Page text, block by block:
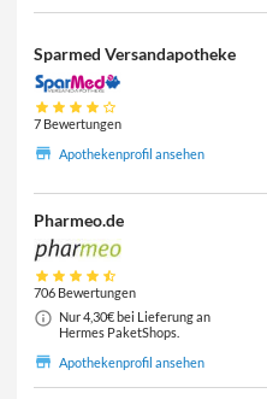
Sparmed Versandapotheke
7 Bewertungen
Apothekenprofil ansehen
Pharmeo.de
706 Bewertungen
Nur 4,30€ bei Lieferung an
Hermes PaketShops.
Apothekenprofil ansehen